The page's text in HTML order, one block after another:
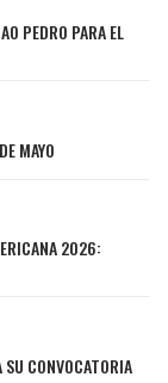
PEDRO PARA EL
MAYO
2026:
SU CONVOCATORIA